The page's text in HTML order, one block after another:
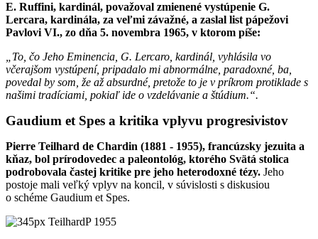
E. Ruffini, kardinál, považoval zmienené vystúpenie G.
Lercara, kardinála, za veľmi závažné, a zaslal list pápežovi
Pavlovi VI., zo dňa 5. novembra 1965, v ktorom píše:
„To, čo Jeho Eminencia, G. Lercaro, kardinál, vyhlásila vo
včerajšom vystúpení, pripadalo mi abnormálne, paradoxné, ba,
povedal by som, že až absurdné, pretože to je v príkrom protiklade s
našimi tradíciami, pokiaľ ide o vzdelávanie a štúdium.“.
Gaudium et Spes a kritika vplyvu progresivistov
Pierre Teilhard de Chardin (1881 - 1955), francúzsky jezuita a
kňaz, bol prírodovedec a paleontológ, ktorého Svätá stolica
podrobovala častej kritike pre jeho heterodoxné tézy. Jeho
postoje mali veľký vplyv na koncil, v súvislosti s diskusiou
o schéme Gaudium et Spes.